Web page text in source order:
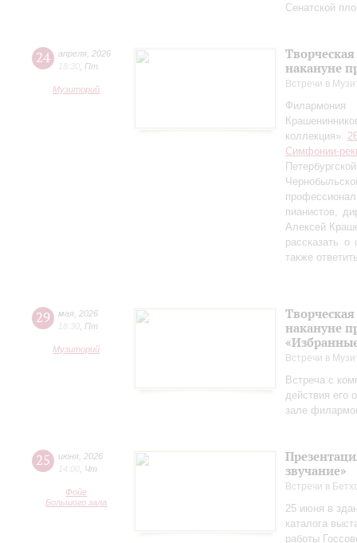
Сенатской
24 апреля 2026
18:30 Пт
Музиторий
накануне
Встречи в
коллекция»
Симфонии-
пианистов,
Алексей
рассказать
также
29 мая 2026
18:30 Пт
Музиторий
накануне
Встречи в
Встреча с
действия его
зале
25 июня 2026
14:00 Чт
Фойе
Большого зала
звучание»
Встречи в
25 июня в
каталога
работы